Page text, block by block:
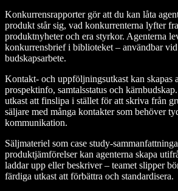
Konkurrensrapporter gör att du kan låta
produkt står sig, vad konkurrenterna lyfter
produktnyheter och era styrkor. Agenterna
konkurrensbrief i biblioteket – användbar
budskapsarbete.
Kontakt- och uppföljningsutkast kan skapas
prospektinfo, samtalsstatus och
utkast att finslipa i stället för att skriva från
säljare med många kontakter som behöver
kommunikation.
Säljmateriel som case study-
produktjämförelser kan agenterna skapa
laddar upp eller beskriver – teamet slipper
färdiga utkast att förbättra och standardisera.